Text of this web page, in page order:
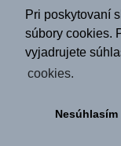
Pri poskytovaní
súbory cookies.
vyjadrujete
cookies.
Nesúhlasím